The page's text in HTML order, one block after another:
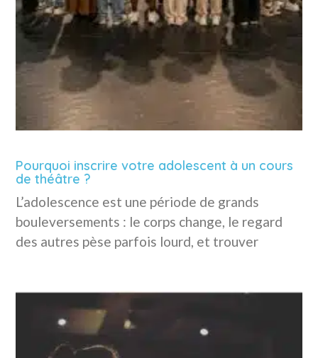
Pourquoi inscrire votre adolescent à un cours
de théâtre ?
L’adolescence est une période de grands
bouleversements : le corps change, le regard
des autres pèse parfois lourd, et trouver